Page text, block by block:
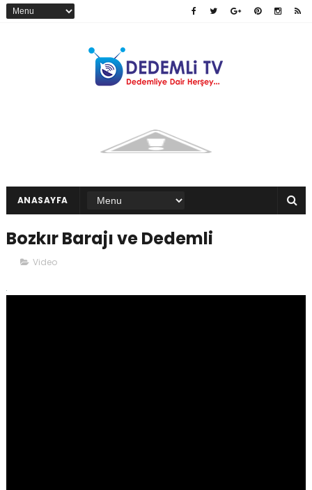
ANASAYFA
Bozkır Barajı ve Dedemli
Video